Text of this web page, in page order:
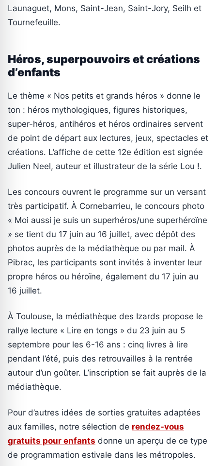
Launaguet, Mons, Saint-Jean, Saint-Jory, Seilh et
Tournefeuille.
Héros, superpouvoirs et créations
d’enfants
Le thème « Nos petits et grands héros » donne le
ton : héros mythologiques, figures historiques,
super-héros, antihéros et héros ordinaires servent
de point de départ aux lectures, jeux, spectacles et
créations. L’affiche de cette 12e édition est signée
Julien Neel, auteur et illustrateur de la série Lou !.
Les concours ouvrent le programme sur un versant
très participatif. À Cornebarrieu, le concours photo
« Moi aussi je suis un superhéros/une superhéroïne
» se tient du 17 juin au 16 juillet, avec dépôt des
photos auprès de la médiathèque ou par mail. À
Pibrac, les participants sont invités à inventer leur
propre héros ou héroïne, également du 17 juin au
16 juillet.
À Toulouse, la médiathèque des Izards propose le
rallye lecture « Lire en tongs » du 23 juin au 5
septembre pour les 6-16 ans : cinq livres à lire
pendant l’été, puis des retrouvailles à la rentrée
autour d’un goûter. L’inscription se fait auprès de la
médiathèque.
Pour d’autres idées de sorties gratuites adaptées
aux familles, notre sélection de rendez-vous
gratuits pour enfants donne un aperçu de ce type
de programmation estivale dans les métropoles.